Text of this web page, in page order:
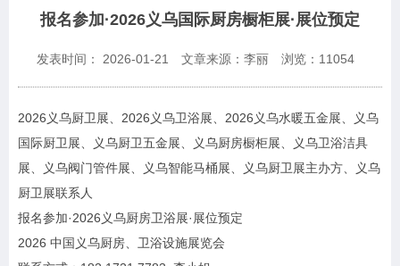
报名参加·2026义乌国际厨房橱柜展·展位预定
发表时间： 2026-01-21 文章来源：李丽 浏览： 11054
2026义乌厨卫展、2026义乌卫浴展、2026义乌水暖五金展、义乌
国际厨卫展、义乌厨卫五金展、义乌厨房橱柜展、义乌卫浴洁具
展、义乌阀门管件展、义乌智能马桶展、义乌厨卫展主办方、义乌
厨卫展联系人
报名参加·2026义乌厨房卫浴展·展位预定
2026 中国义乌厨房、卫浴设施展览会